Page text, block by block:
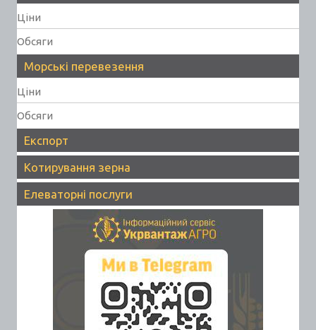
Ціни
Обсяги
Морські перевезення
Ціни
Обсяги
Експорт
Котирування зерна
Елеваторні послуги